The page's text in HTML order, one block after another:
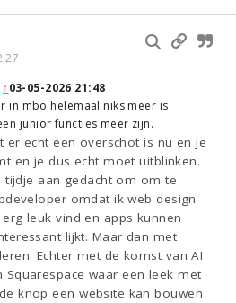
↑03-05-2026 21:48
in mbo helemaal niks meer is
junior functies meer zijn.
er echt een overschot is nu en je
en je dus echt moet uitblinken.
aan gedacht om om te
omdat ik web design
leuk vind en apps kunnen
lijkt. Maar dan met
Echter met de komst van AI
Squarespace waar een leek met
knop een website kan bouwen